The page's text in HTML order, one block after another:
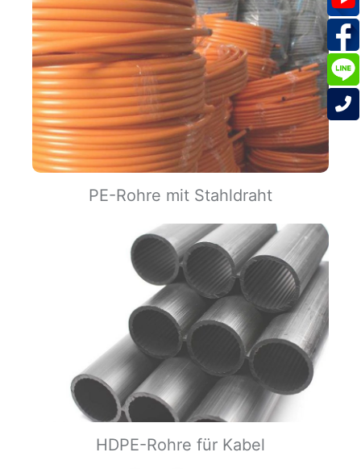
PE-Rohre mit Stahldraht
HDPE-Rohre für Kabel